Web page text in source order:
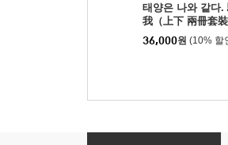
태양은 나와 같다.
我（上下 兩冊套
이아 (상,하책)
36,000원 (10% 할